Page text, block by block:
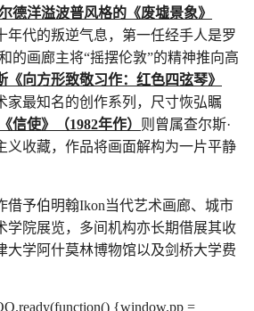
德洋溢波普风格的《废墟景象》
年代的叛逆气息，第一任经手人是罗
的画廊主将“摇摆伦敦”的精神推向高
向方形致敬习作：红色四弦琴》
家最知名的创作系列，尺寸恢弘瞩
信使》（1982年作） 则曾属查尔斯·
义收藏，作品将画面解构为一片平静
借予伯明翰Ikon当代艺术画廊、城市
学院展览，多间机构亦长期借展其收
大学阿什莫林博物馆以及剑桥大学费
{window.pp =